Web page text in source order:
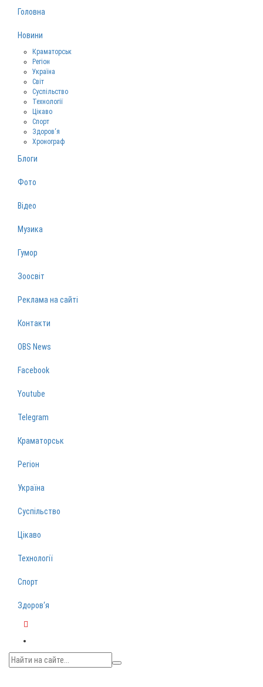
Головна
Новини
Краматорськ
Регіон
Україна
Світ
Суспільство
Технології
Цікаво
Спорт
Здоров‘я
Хронограф
Блоги
Фото
Відео
Музика
Гумор
Зоосвіт
Реклама на сайті
Контакти
OBS News
Facebook
Youtube
Telegram
Краматорськ
Регіон
Україна
Суспільство
Цікаво
Технології
Спорт
Здоров‘я